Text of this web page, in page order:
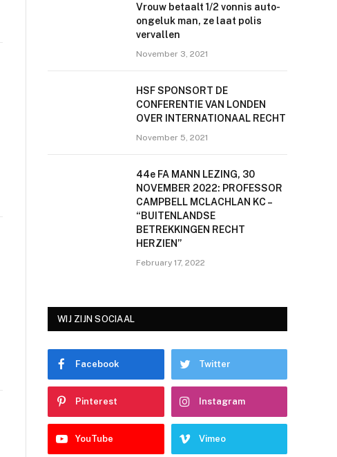
Vrouw betaalt 1/2 vonnis auto-
ongeluk man, ze laat polis
vervallen
November 3, 2021
HSF SPONSORT DE
CONFERENTIE VAN LONDEN
OVER INTERNATIONAAL RECHT
November 5, 2021
44e FA MANN LEZING, 30
NOVEMBER 2022: PROFESSOR
CAMPBELL MCLACHLAN KC –
“BUITENLANDSE
BETREKKINGEN RECHT
HERZIEN”
February 17, 2022
WIJ ZIJN SOCIAAL
Facebook Twitter
Pinterest Instagram
YouTube Vimeo